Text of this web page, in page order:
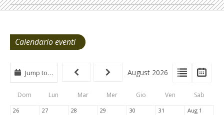
Calendario eventi
View
Type
Tabs
View
List
Jump to… August 2026
Dom Lun Mar Mer Gio Ven Sab
26 27 28 29 30 31 Aug 1